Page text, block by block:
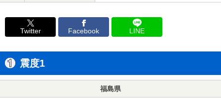
Twitter Facebook LINE
震度1
福島県